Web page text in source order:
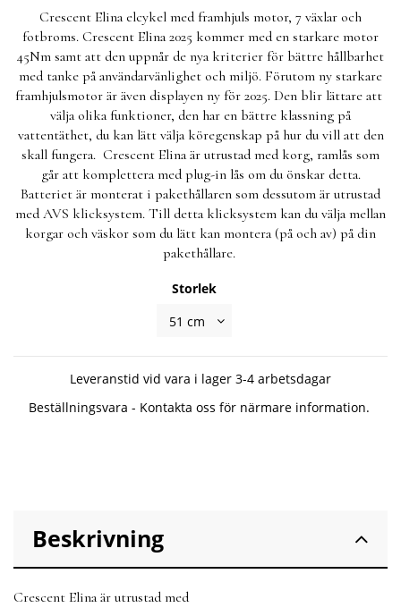
Crescent Elina elcykel med framhjuls motor, 7 växlar och
fotbroms. Crescent Elina 2025 kommer med en starkare motor
45Nm samt att den uppnår de nya kriterier för bättre hållbarhet
med tanke på användarvänlighet och miljö. Förutom ny starkare
framhjulsmotor är även displayen ny för 2025. Den blir lättare att
välja olika funktioner, den har en bättre klassning på
vattentäthet, du kan lätt välja köregenskap på hur du vill att den
skall fungera. Crescent Elina är utrustad med korg, ramlås som
går att komplettera med plug-in lås om du önskar detta.
Batteriet är monterat i pakethållaren som dessutom är utrustad
med AVS klicksystem. Till detta klicksystem kan du välja mellan
korgar och väskor som du lätt kan montera (på och av) på din
pakethållare.
Storlek
Leveranstid vid vara i lager 3-4 arbetsdagar
Beställningsvara - Kontakta oss för närmare information.
Beskrivning
Crescent Elina är utrustad med